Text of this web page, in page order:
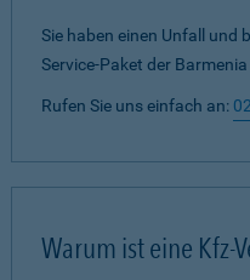
Sie haben einen Unfall und
Service-Paket der
Rufen Sie uns einfach an:
Warum ist eine Kfz-